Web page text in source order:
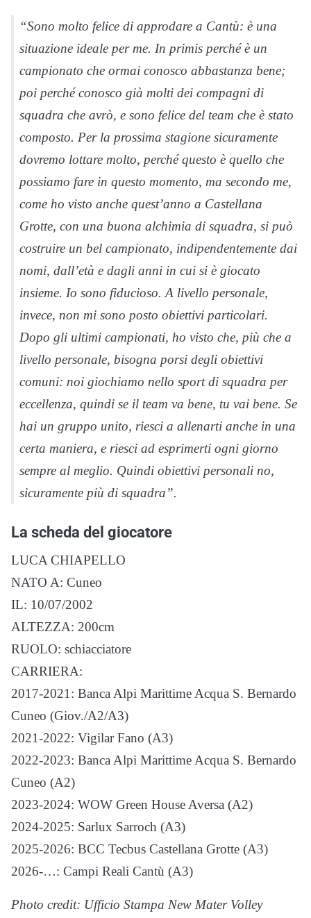
“Sono molto felice di approdare a Cantù: è una
situazione ideale per me. In primis perché è un
campionato che ormai conosco abbastanza bene;
poi perché conosco già molti dei compagni di
squadra che avrò, e sono felice del team che è stato
composto. Per la prossima stagione sicuramente
dovremo lottare molto, perché questo è quello che
possiamo fare in questo momento, ma secondo me,
come ho visto anche quest’anno a Castellana
Grotte, con una buona alchimia di squadra, si può
costruire un bel campionato, indipendentemente dai
nomi, dall’età e dagli anni in cui si è giocato
insieme. Io sono fiducioso. A livello personale,
invece, non mi sono posto obiettivi particolari.
Dopo gli ultimi campionati, ho visto che, più che a
livello personale, bisogna porsi degli obiettivi
comuni: noi giochiamo nello sport di squadra per
eccellenza, quindi se il team va bene, tu vai bene. Se
hai un gruppo unito, riesci a allenarti anche in una
certa maniera, e riesci ad esprimerti ogni giorno
sempre al meglio. Quindi obiettivi personali no,
sicuramente più di squadra”.
La scheda del giocatore
LUCA CHIAPELLO
NATO A: Cuneo
IL: 10/07/2002
ALTEZZA: 200cm
RUOLO: schiacciatore
CARRIERA:
2017-2021: Banca Alpi Marittime Acqua S. Bernardo
Cuneo (Giov./A2/A3)
2021-2022: Vigilar Fano (A3)
2022-2023: Banca Alpi Marittime Acqua S. Bernardo
Cuneo (A2)
2023-2024: WOW Green House Aversa (A2)
2024-2025: Sarlux Sarroch (A3)
2025-2026: BCC Tecbus Castellana Grotte (A3)
2026-…: Campi Reali Cantù (A3)
Photo credit: Ufficio Stampa New Mater Volley